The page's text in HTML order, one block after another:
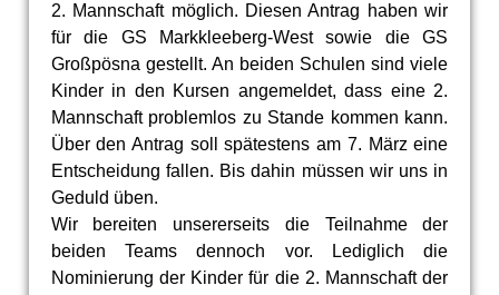
2. Mannschaft möglich. Diesen Antrag haben wir
für die GS Markkleeberg-West sowie die GS
Großpösna gestellt. An beiden Schulen sind viele
Kinder in den Kursen angemeldet, dass eine 2.
Mannschaft problemlos zu Stande kommen kann.
Über den Antrag soll spätestens am 7. März eine
Entscheidung fallen. Bis dahin müssen wir uns in
Geduld üben.
Wir bereiten unsererseits die Teilnahme der
beiden Teams dennoch vor. Lediglich die
Nominierung der Kinder für die 2. Mannschaft der